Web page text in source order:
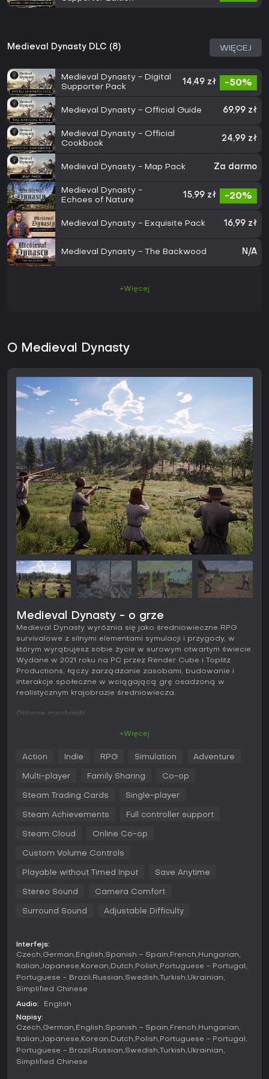
Medieval Dynasty DLC (8) WIĘCEJ
Medieval Dynasty - Digital
Supporter Pack
14,49 zł -50%
Medieval Dynasty - Official Guide 69,99 zł
Medieval Dynasty - Official
Cookbook
24,99 zł
Medieval Dynasty - Map Pack Za darmo
Medieval Dynasty -
Echoes of Nature
15,99 zł -20%
Medieval Dynasty - Exquisite Pack 16,99 zł
Medieval Dynasty - The Backwood N/A
+Więcej
O Medieval Dynasty
Medieval Dynasty - o grze
Medieval Dynasty wyróżnia się jako średniowieczne RPG
survivalowe z silnymi elementami symulacji i przygody, w
którym wyrąbujesz sobie życie w surowym otwartym świecie.
Wydane w 2021 roku na PC przez Render Cube i Toplitz
Productions, łączy zarządzanie zasobami, budowanie i
interakcje społeczne w wciągającą grę osadzoną w
realistycznym krajobrazie średniowiecza.
Główne mechaniki
przetrwać pełny roczny cykl z porami dnia, nocą i zmienną
czy żubry dostarcza surowców, a uprawa roślin i handel
ponad 25 rodzajów struktur - od prostych chat po solidne
tym narzędzia, broń i ubrania, ale uważaj na zużycie
postaci odbywa się przez drzewko umiejętności, gdzie
wykonywaniu zadań czy eksploracji jaskiń i lasów.
doświadczenie; rekrutujesz osadników, przydzielasz im role i
nadzorujesz produkcję zasobów oraz handel, by rozwinąć
osadę. Budowanie rodziny pozwala nawiązywać relacje,
żenić się i wychowywać spadkobierców, którzy przedłużą
twój ród, a dynamiczne wydarzenia wpływają na wybory i
odrastają z czasem, a zachowania zwierząt zmieniają się
wraz z porami roku.
Tryby gry
Medieval Dynasty oferuje odrębne tryby dostosowane do
gry solo i grupowej. Tryb single-player pozwala stawić
+Więcej
Action Indie RPG Simulation Adventure
Multi-player Family Sharing Co-op
Steam Trading Cards Single-player
Steam Achievements Full controller support
Steam Cloud Online Co-op
Custom Volume Controls
Playable without Timed Input Save Anytime
Stereo Sound Camera Comfort
Surround Sound Adjustable Difficulty
Interfejs:
Czech German English Spanish - Spain French Hungarian
Italian Japanese Korean Dutch Polish Portuguese - Portugal
Portuguese - Brazil
Russian Swedish Turkish Ukrainian
Simplified Chinese
Audio:
English
Napisy:
Czech German English Spanish - Spain French Hungarian
Italian Japanese Korean Dutch Polish Portuguese - Portugal
Portuguese - Brazil
Russian Swedish Turkish Ukrainian
Simplified Chinese